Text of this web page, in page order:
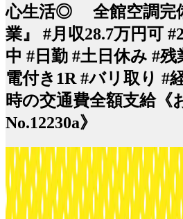
心生活◎ 全館空調完
業』 #月収28.7万円可
中 #日勤 #土日休み #
電付き1R #バリ取り #
時の交通費全額支給《
No.12230a》